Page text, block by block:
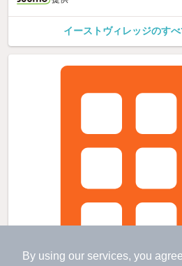
By using our services, you
イーストヴィレッジのす